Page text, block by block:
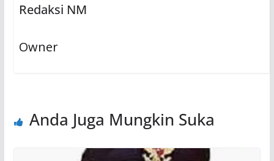
Redaksi NM
Owner
Anda Juga Mungkin Suka